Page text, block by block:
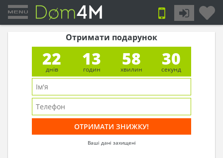
Отримати подарунок
22
днів
13
годин
58
хвилин
29
секунд
Ваші дані захищені